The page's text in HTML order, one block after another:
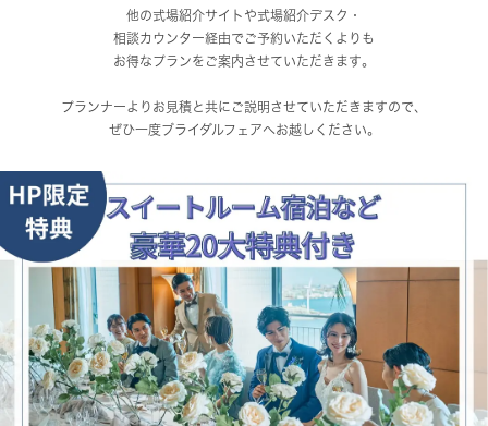
他の式場紹介サイトや式場紹介デスク・
相談カウンター経由でご予約いただくよりも
お得なプランをご案内させていただきます。
プランナーよりお見積と共にご説明させていただきますので、
ぜひ一度ブライダルフェアへお越しください。